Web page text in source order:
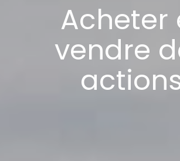
Acheter
vendre